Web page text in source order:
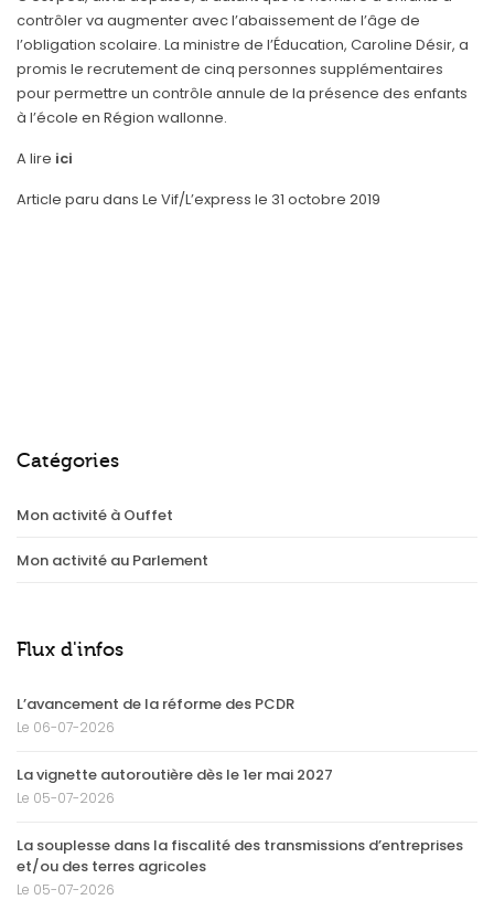
contrôler va augmenter avec l’abaissement de l’âge de
l’obligation scolaire. La ministre de l’Éducation, Caroline Désir, a
promis le recrutement de cinq personnes supplémentaires
pour permettre un contrôle annule de la présence des enfants
à l’école en Région wallonne.
A lire ici
Article paru dans Le Vif/L’express le 31 octobre 2019
Catégories
Mon activité à Ouffet
Mon activité au Parlement
Flux d'infos
L’avancement de la réforme des PCDR
Le 06-07-2026
La vignette autoroutière dès le 1er mai 2027
Le 05-07-2026
La souplesse dans la fiscalité des transmissions d’entreprises
et/ou des terres agricoles
Le 05-07-2026